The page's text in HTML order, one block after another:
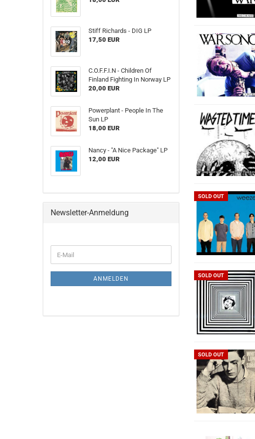
SOLD OUT
SOLD OUT
SOLD OUT
Stiff Richards - DIG LP
17,50 EUR
C.O.F.F.I.N - Children Of
Finland Fighting In Norway LP
20,00 EUR
Powerplant - People In The
Sun LP
18,00 EUR
Nancy - "A Nice Package" LP
12,00 EUR
Newsletter-Anmeldung
ZUR
E-
Mail
ANMELDEN